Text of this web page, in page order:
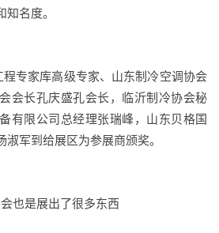
名度。
专家库高级专家、山东制冷空调协会
会长孔庆盛孔会长，临沂制冷协会秘
有限公司总经理张瑞峰，山东贝格国
军到给展区为参展商颁奖。
也是展出了很多东西